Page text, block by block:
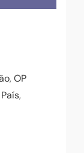
, OP
País,